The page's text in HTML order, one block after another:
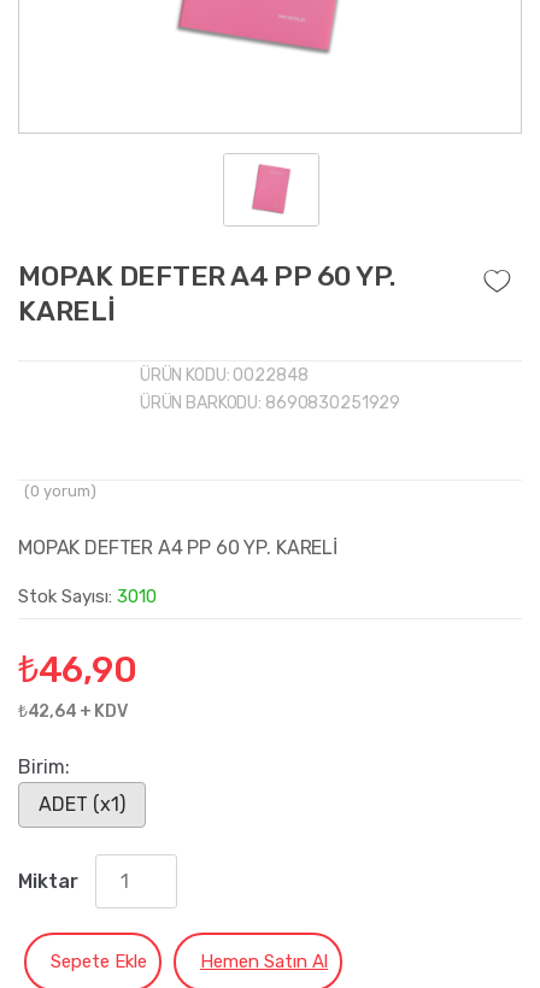
MOPAK DEFTER A4 PP 60 YP.
KARELİ
ÜRÜN KODU: 0022848
ÜRÜN BARKODU: 8690830251929
(0 yorum)
MOPAK DEFTER A4 PP 60 YP. KARELİ
Stok Sayısı: 3010
₺46,90
₺42,64 + KDV
Birim:
ADET (x1)
Miktar
Sepete Ekle Hemen Satın Al